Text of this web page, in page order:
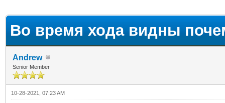
Во время хода видны
Andrew
Senior Member
10-28-2021, 07:23 AM